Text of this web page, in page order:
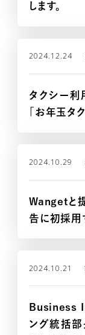
します。
2024.12.24
タクシー利
「お年玉タ
2024.10.29
Wangetと
告に初採用
2024.10.21
Business
ング統括